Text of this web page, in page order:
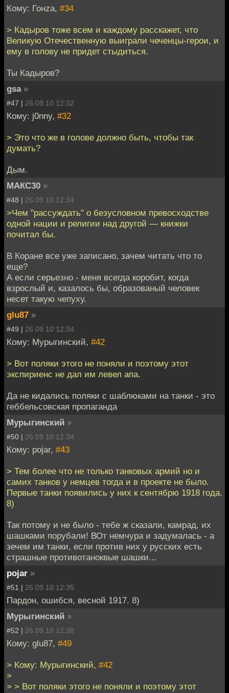
Кому: Гонzа, #34
> Кадыров тоже всем и каждому расскажет, что
Великую Отечественную выиграли чеченцы-герои, и
ему в голову не придет стыдиться.
Ты Кадыров?
gsa »
#47 | 26.09.10 12:32
Кому: j0nny, #32
> Это что же в голове должно быть, чтобы так
думать?
Дым.
МАКС30 »
#48 | 26.09.10 12:34
>Чем "рассуждать" о безусловном превосходстве
одной нации и религии над другой — книжки
почитал бы.
В Коране все уже записано, зачем читать что то
еще?
А если серьезно - меня всегда коробит, когда
взрослый и, казалось бы, образованый человек
несет такую чепуху.
glu87 »
#49 | 26.09.10 12:34
Кому: Мурыгинский, #42
> Вот поляки этого не поняли и поэтому этот
экспириенс не дал им левел апа.
Да не кидались поляки с шаблюками на танки - это
геббельсовская пропаганда
Мурыгинский »
#50 | 26.09.10 12:34
Кому: pojar, #43
> Тем более что не только танковых армий но и
самих танков у немцев тогда и в проекте не было.
Первые танки появились у них к сентябрю 1918 года.
8)
Так потому и не было - тебе ж сказали, камрад, их
шашками порубали! ВОт немчура и задумалась - а
зечем им танки, если против них у русских есть
страшные противотаноквые шашки...
pojar »
#51 | 26.09.10 12:35
Пардон, ошибся, весной 1917. 8)
Мурыгинский »
#52 | 26.09.10 12:38
Кому: glu87, #49
> Кому: Мурыгинский, #42
>
> > Вот поляки этого не поняли и поэтому этот